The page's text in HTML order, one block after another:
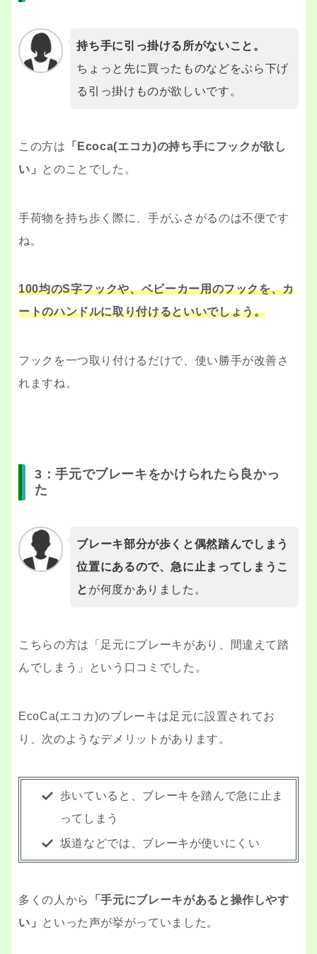
持ち手に引っ掛ける所がないこと。
ちょっと先に買ったものなどをぶら下げ
る引っ掛けものが欲しいです。
この方は 「Ecoca(エコカ)の持ち手にフックが欲し
い」
とのことでした。
手荷物を持ち歩く際に、手がふさがるのは不便です
ね。
100均のS字フックや、ベビーカー用のフックを、カ
ートのハンドルに取り付けるといいでしょう。
フックを一つ取り付けるだけで、使い勝手が改善さ
れますね。
3：手元でブレーキをかけられたら良かっ
た
ブレーキ部分が歩くと偶然踏んでしまう
位置にあるので、急に止まってしまうこ
と が何度かありました。
こちらの方は「足元にブレーキがあり、間違えて踏
んでしまう」という口コミでした。
EcoCa(エコカ)のブレーキは足元に設置されてお
り、次のようなデメリットがあります。
歩いていると、ブレーキを踏んで急に止ま
ってしまう
坂道などでは、ブレーキが使いにくい
多くの人から
「手元にブレーキがあると操作しやす
い」
といった声が挙がっていました。